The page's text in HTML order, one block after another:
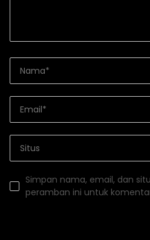
Simpan nama, email, dan
peramban ini untuk